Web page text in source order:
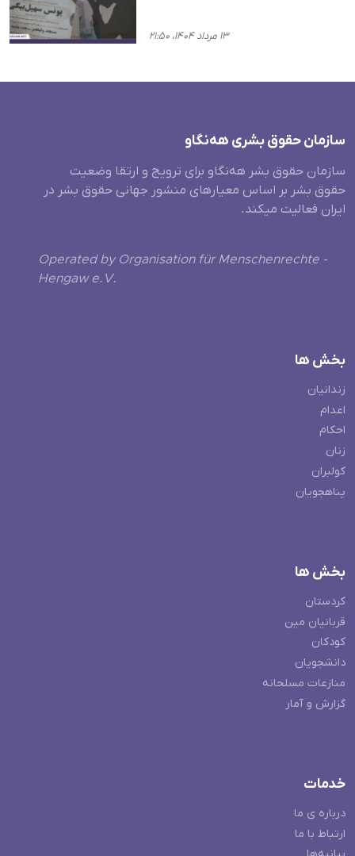
۱۳ مرداد ۱۴۰۴، ۲۱:۵۰
سازمان حقوق بشری هەنگاو
سازمان حقوق بشر هه‌نگاو برای ترویج و ارتقا وضعیت
حقوق بشر بر اساس معیارهای منشور جهانی حقوق بشر در
ایران فعالیت میکند.
Operated by Organisation für Menschenrechte -
Hengaw e.V.
بخش ها
زندانیان
اعدام
احکام
زنان
کولبران
پناهجویان
بخش ها
کردستان
قربانیان مین
کودکان
دانشجویان
منازعات مسلحانه
گزارش و آمار
خدمات
درباره ی ما
ارتباط با ما